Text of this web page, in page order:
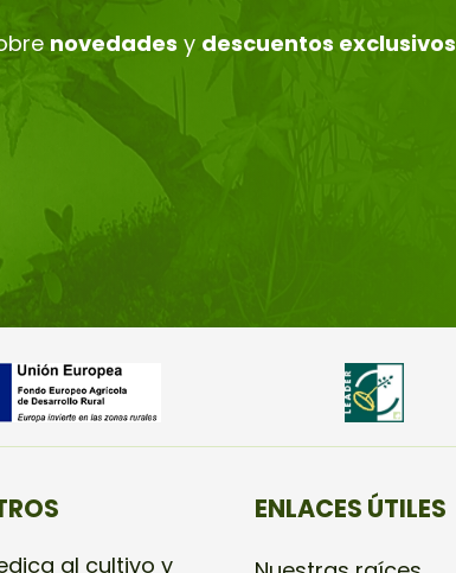
novedades y descuentos exclusivos
al cultivo y
ENLACES ÚTILES